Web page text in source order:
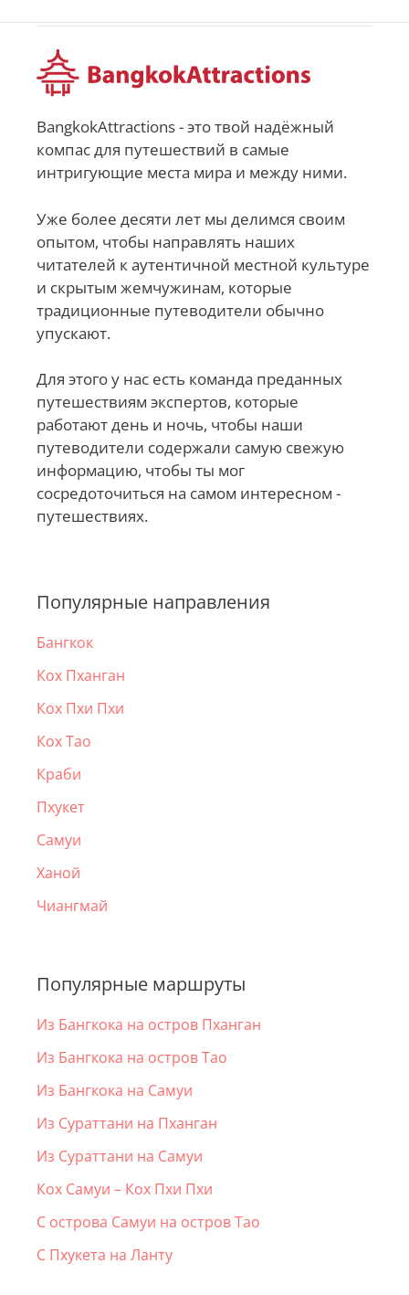
BangkokAttractions - это твой надёжный
компас для путешествий в самые
интригующие места мира и между ними.
Уже более десяти лет мы делимся своим
опытом, чтобы направлять наших
читателей к аутентичной местной культуре
и скрытым жемчужинам, которые
традиционные путеводители обычно
упускают.
Для этого у нас есть команда преданных
путешествиям экспертов, которые
работают день и ночь, чтобы наши
путеводители содержали самую свежую
информацию, чтобы ты мог
сосредоточиться на самом интересном -
путешествиях.
Популярные направления
Бангкок
Кох Пханган
Кох Пхи Пхи
Кох Тао
Краби
Пхукет
Самуи
Ханой
Чиангмай
Популярные маршруты
Из Бангкока на остров Пханган
Из Бангкока на остров Тао
Из Бангкока на Самуи
Из Сураттани на Пханган
Из Сураттани на Самуи
Кох Самуи – Кох Пхи Пхи
С острова Самуи на остров Тао
С Пхукета на Ланту